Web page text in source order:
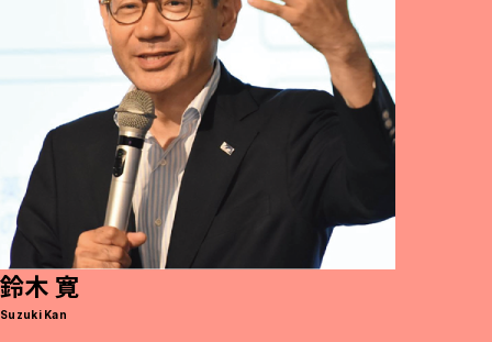
鈴木 寛
Suzuki Kan